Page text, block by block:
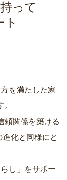
って
ト
を満たした家
頼関係を築ける
し」をサポー